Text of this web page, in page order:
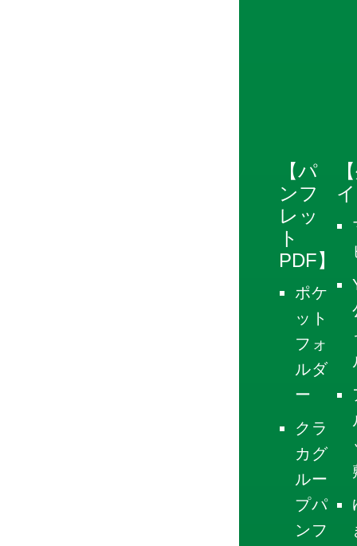
【パ
ンフ
レッ
ト
PDF】
ポケ
ット
フォ
ルダ
ー
クラ
カグ
ルー
プパ
ンフ